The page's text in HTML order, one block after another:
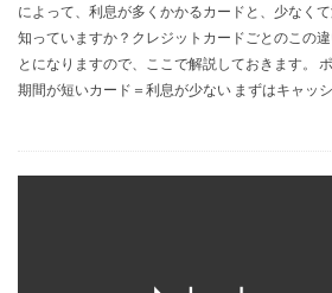
によって、利息が多くかかるカードと、少なく
知っていますか？クレジットカードごとのこの
とになりますので、ここで解説しておきます。
期間が短いカード＝利息が少ない まずはキャッ